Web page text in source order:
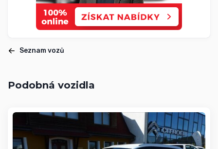
Seznam vozů
Podobná vozidla